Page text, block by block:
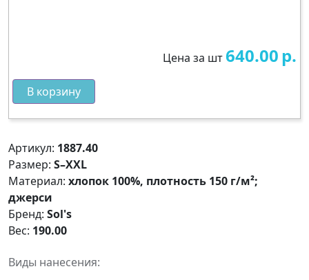
Цена за шт640.00р.
В корзину
Артикул: 1887.40
Размер: S–XXL
Материал: хлопок 100%, плотность 150 г/м²;
джерси
Бренд: Sol's
Вес: 190.00
Виды нанесения: